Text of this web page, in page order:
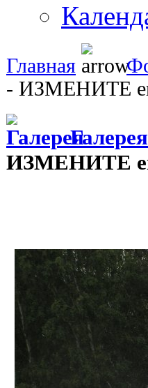
Главная
- ИЗМЕНИТЕ
Галерея
ИЗМЕНИТЕ